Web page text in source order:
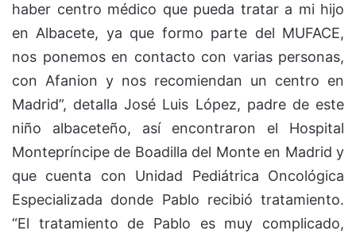
haber centro médico que pueda tratar a mi hijo
en Albacete, ya que formo parte del MUFACE,
nos ponemos en contacto con varias personas,
con Afanion y nos recomiendan un centro en
Madrid”, detalla José Luis López, padre de este
niño albaceteño, así encontraron el Hospital
Montepríncipe de Boadilla del Monte en Madrid y
que cuenta con Unidad Pediátrica Oncológica
Especializada donde Pablo recibió tratamiento.
“El tratamiento de Pablo es muy complicado,